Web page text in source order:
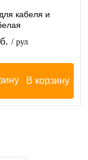
кабеля и
250шт/рулон,
/ рул
В корзину